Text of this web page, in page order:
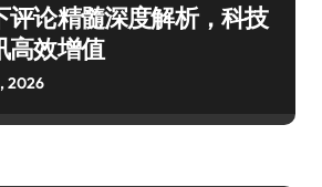
评论精髓深度解析，科技
高效增值
2026